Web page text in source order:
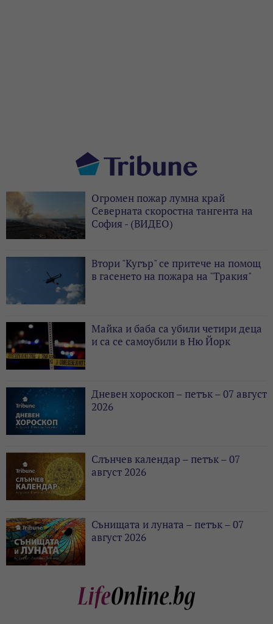
Огромен пожар лумна край
Северната скоростна тангента на
София - (ВИДЕО)
Втори "Кугър" се притече на помощ
в гасенето на пожара на "Тракия"
Майка и баба са убили четири деца
и са се самоубили в Ню Йорк
Дневен хороскоп – петък – 07 август
2026
Слънчев календар – петък – 07
август 2026
Сънищата и луната – петък – 07
август 2026